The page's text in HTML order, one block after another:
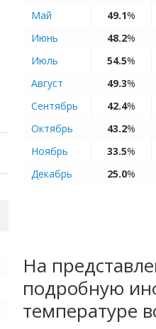
Май
49.1%
Июнь
48.2%
Июль
54.5%
Август
49.3%
Сентябрь
42.4%
Октябрь
43.2%
Ноябрь
33.5%
Декабрь
25.0%
На
подробную
температуре